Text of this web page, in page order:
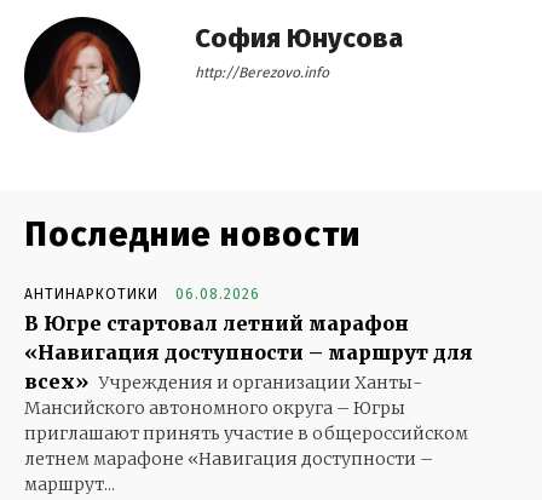
София Юнусова
http://Berezovo.info
Последние новости
АНТИНАРКОТИКИ 06.08.2026
В Югре стартовал летний марафон
«Навигация доступности – маршрут для
всех» Учреждения и организации Ханты-
Мансийского автономного округа – Югры
приглашают принять участие в общероссийском
летнем марафоне «Навигация доступности –
маршрут...